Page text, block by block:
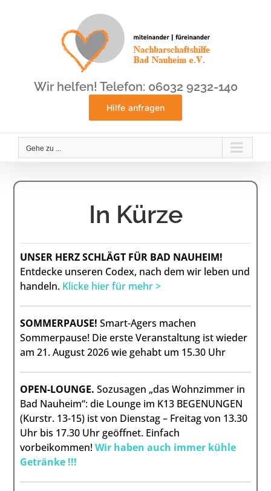
Wir helfen! Telefon: 06032 9232-140
Hilfe anfragen
Gehe zu ...
In Kürze
UNSER HERZ SCHLÄGT FÜR BAD NAUHEIM!
Entdecke unseren Codex, nach dem wir leben und
handeln. Klicke hier für mehr >
SOMMERPAUSE! Smart-Agers machen
Sommerpause! Die erste Veranstaltung ist wieder
am 21. August 2026 wie gehabt um 15.30 Uhr
OPEN-LOUNGE. Sozusagen „das Wohnzimmer in
Bad Nauheim“: die Lounge im K13 BEGENUNGEN
(Kurstr. 13-15) ist von Dienstag – Freitag von 13.30
Uhr bis 17.30 Uhr geöffnet. Einfach
vorbeikommen!Wir haben auch immer kühle
Getränke !!!